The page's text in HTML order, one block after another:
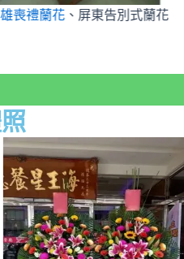
高雄喪禮蘭花、屏東告別式蘭花